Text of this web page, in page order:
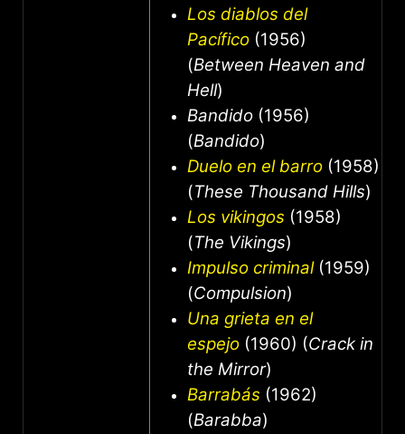
Los diablos del
Pacífico (1956)
(Between Heaven and
Hell)
Bandido (1956)
(Bandido)
Duelo en el barro (1958)
(These Thousand Hills)
Los vikingos (1958)
(The Vikings)
Impulso criminal(1959)
(Compulsion)
Una grieta en el
espejo (1960) (Crack in
the Mirror)
Barrabás (1962)
(Barabba)